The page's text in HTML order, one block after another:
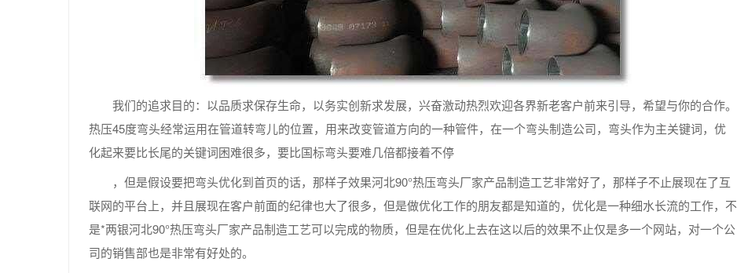
我们的追求目的：以品质求保存生命，以务实创新求发展，兴奋激动热烈欢迎各界新老客户前来引导，希望与你的合作。
热压45度弯头经常运用在管道转弯儿的位置，用来改变管道方向的一种管件，在一个弯头制造公司，弯头作为主关键词，优
化起来要比长尾的关键词困难很多，要比国标弯头要难几倍都接着不停
，但是假设要把弯头优化到首页的话，那样子效果河北90°热压弯头厂家产品制造工艺非常好了，那样子不止展现在了互
联网的平台上，并且展现在客户前面的纪律也大了很多，但是做优化工作的朋友都是知道的，优化是一种细水长流的工作，不
是*两银河北90°热压弯头厂家产品制造工艺可以完成的物质，但是在优化上去在这以后的效果不止仅是多一个网站，对一个公
司的销售部也是非常有好处的。